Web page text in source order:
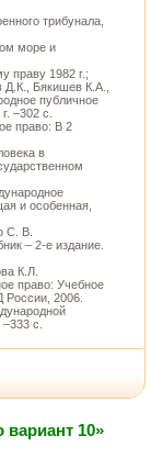
трибунала,
море и
праву 1982 г.;
Бякишев К.А.,
публичное
–302 с.
право: В 2
в
и особенная,
С. В.
– 2-е издание.
К.Л.
право: Учебное
2006.
с.
вариант 10»